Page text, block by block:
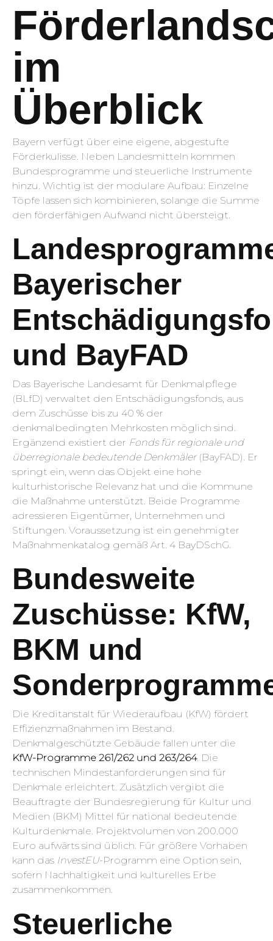
im
Überblick
Bayern verfügt über eine eigene, abgestufte
Förderkulisse. Neben Landesmitteln kommen
Bundesprogramme und steuerliche Instrumente
hinzu. Wichtig ist der modulare Aufbau: Einzelne
Töpfe lassen sich kombinieren, solange die Summe
den förderfähigen Aufwand nicht übersteigt.
Bayerischer
und BayFAD
Das Bayerische Landesamt für Denkmalpflege
(BLfD) verwaltet den Entschädigungsfonds, aus
dem Zuschüsse bis zu 40 % der
denkmalbedingten Mehrkosten möglich sind.
Ergänzend existiert der Fonds für regionale und
überregionale bedeutende Denkmäler(BayFAD). Er
springt ein, wenn das Objekt eine hohe
kulturhistorische Relevanz hat und die Kommune
die Maßnahme unterstützt. Beide Programme
adressieren Eigentümer, Unternehmen und
Stiftungen. Voraussetzung ist ein genehmigter
Maßnahmenkatalog gemäß Art. 4 BayDSchG.
Bundesweite
Zuschüsse: KfW,
BKM und
Die Kreditanstalt für Wiederaufbau (KfW) fördert
Effizienzmaßnahmen im Bestand.
Denkmalgeschützte Gebäude fallen unter die
KfW-Programme 261/262 und 263/264. Die
technischen Mindestanforderungen sind für
Denkmale erleichtert. Zusätzlich vergibt die
Beauftragte der Bundesregierung für Kultur und
Medien (BKM) Mittel für national bedeutende
Kulturdenkmale. Projektvolumen von 200.000
Euro aufwärts sind üblich. Für größere Vorhaben
kann das InvestEU-Programm eine Option sein,
sofern Nachhaltigkeit und kulturelles Erbe
zusammenkommen.
Steuerliche